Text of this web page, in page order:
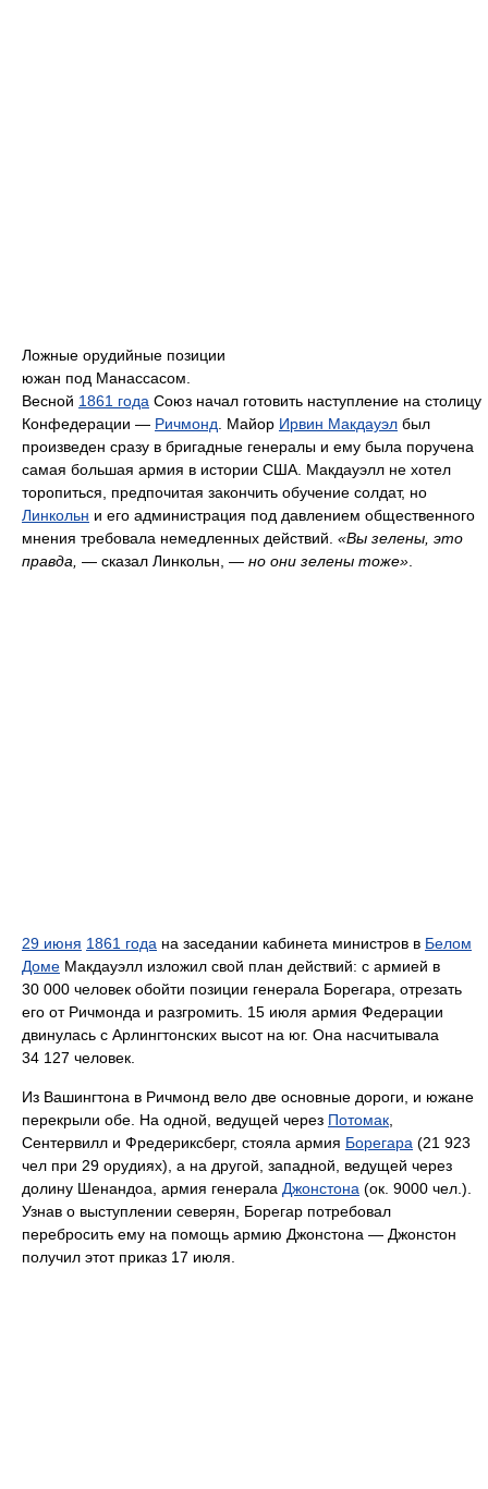
Ложные орудийные позиции
южан под Манассасом.
Весной 1861 года Союз начал готовить наступление на столицу
Конфедерации — Ричмонд. Майор Ирвин Макдауэл был
произведен сразу в бригадные генералы и ему была поручена
самая большая армия в истории США. Макдауэлл не хотел
торопиться, предпочитая закончить обучение солдат, но
Линкольн и его администрация под давлением общественного
мнения требовала немедленных действий. «Вы зелены, это
правда, — сказал Линкольн, — но они зелены тоже».
29 июня 1861 года на заседании кабинета министров в Белом
Доме Макдауэлл изложил свой план действий: с армией в
30 000 человек обойти позиции генерала Борегара, отрезать
его от Ричмонда и разгромить. 15 июля армия Федерации
двинулась с Арлингтонских высот на юг. Она насчитывала
34 127 человек.
Из Вашингтона в Ричмонд вело две основные дороги, и южане
перекрыли обе. На одной, ведущей через Потомак,
Сентервилл и Фредериксберг, стояла армия Борегара (21 923
чел при 29 орудиях), а на другой, западной, ведущей через
долину Шенандоа, армия генерала Джонстона (ок. 9000 чел.).
Узнав о выступлении северян, Борегар потребовал
перебросить ему на помощь армию Джонстона — Джонстон
получил этот приказ 17 июля.